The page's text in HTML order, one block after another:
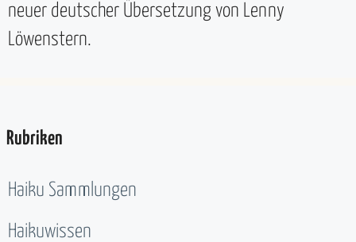
neuer deutscher Übersetzung von Lenny
Löwenstern.
Rubriken
Haiku Sammlungen
Haikuwissen